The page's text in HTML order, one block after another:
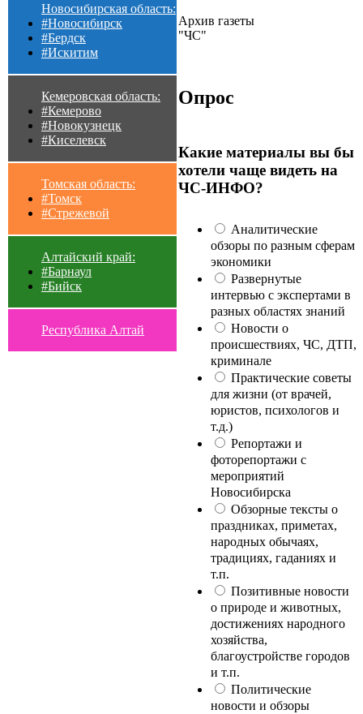
Новосибирская область:
#Новосибирск
#Бердск
#Искитим
Кемеровская область:
#Кемерово
#Новокузнецк
#Киселевск
Томская область:
#Томск
#Стрежевой
Алтайский край:
#Барнаул
#Бийск
Республика Алтай
Архив газеты
"ЧС"
Опрос
Какие материалы вы бы
хотели чаще видеть на
ЧС-ИНФО?
Аналитические
обзоры по разным сферам
экономики
Развернутые
интервью с экспертами в
разных областях знаний
Новости о
происшествиях, ЧС, ДТП,
криминале
Практические советы
для жизни (от врачей,
юристов, психологов и
т.д.)
Репортажи и
фоторепортажи с
мероприятий
Новосибирска
Обзорные тексты о
праздниках, приметах,
народных обычаях,
традициях, гаданиях и
т.п.
Позитивные новости
о природе и животных,
достижениях народного
хозяйства,
благоустройстве городов
и т.п.
Политические
новости и обзоры